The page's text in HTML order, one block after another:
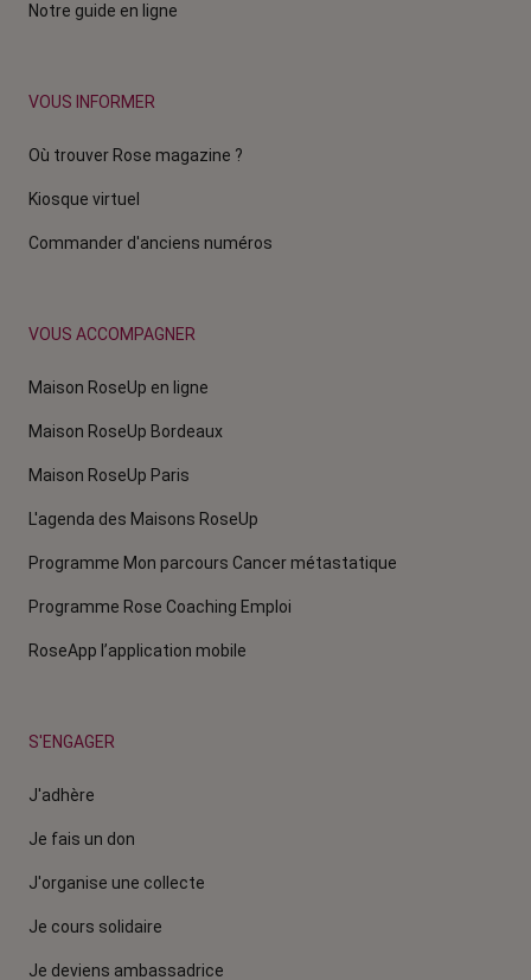
Notre guide en ligne
VOUS INFORMER
Où trouver Rose magazine ?
Kiosque virtuel
Commander d'anciens numéros
VOUS ACCOMPAGNER
Maison RoseUp en ligne
Maison RoseUp Bordeaux
Maison RoseUp Paris
L'agenda des Maisons RoseUp
Programme Mon parcours Cancer métastatique
Programme Rose Coaching Emploi
RoseApp l’application mobile
S'ENGAGER
J'adhère
Je fais un don
J'organise une collecte
Je cours solidaire
Je deviens ambassadrice